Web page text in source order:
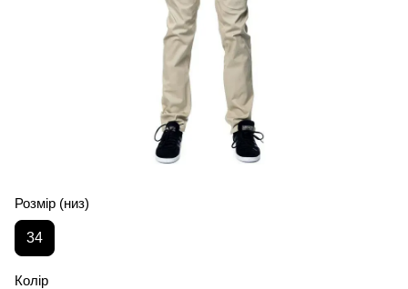
Розмір (низ)
34
Колір